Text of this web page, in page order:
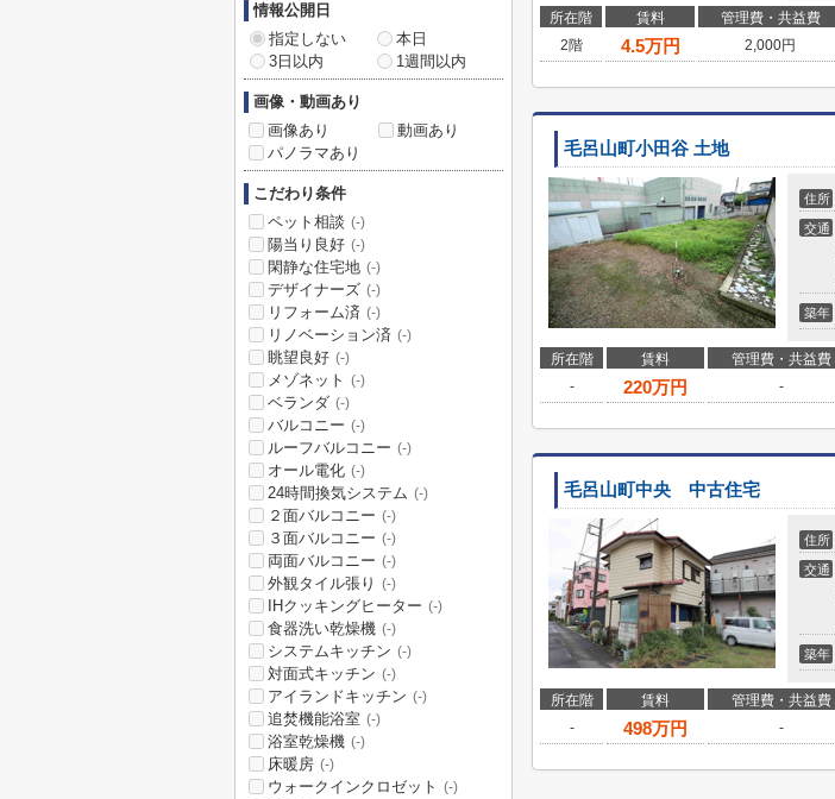
所在階 賃料 管理費・共益費
2階
4.5万円 2,000円
毛呂山町小田谷 土地
住所
交通
築年
所在階 賃料 管理費・共益費
-
220万円 -
毛呂山町中央 中古住宅
住所
交通
築年
所在階 賃料 管理費・共益費
-
498万円 -
情報公開日
指定しない
本日
3日以内
1週間以内
画像・動画あり
画像あり
動画あり
パノラマあり
こだわり条件
ペット相談 (-)
陽当り良好 (-)
閑静な住宅地 (-)
デザイナーズ (-)
リフォーム済 (-)
リノベーション済 (-)
眺望良好 (-)
メゾネット (-)
ベランダ (-)
バルコニー (-)
ルーフバルコニー (-)
オール電化 (-)
24時間換気システム (-)
２面バルコニー (-)
３面バルコニー (-)
両面バルコニー (-)
外観タイル張り (-)
IHクッキングヒーター (-)
食器洗い乾燥機 (-)
システムキッチン (-)
対面式キッチン (-)
アイランドキッチン (-)
追焚機能浴室 (-)
浴室乾燥機 (-)
床暖房 (-)
ウォークインクロゼット (-)